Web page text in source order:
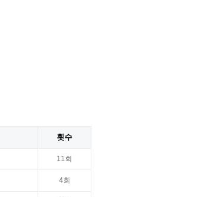
횟수
11회
4회